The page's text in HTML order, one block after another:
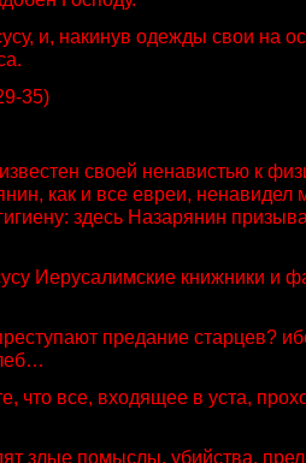
и, накинув одежды свои на
35)
своей ненавистью к
как и все евреи, ненавидел
здесь Назарянин
Иерусалимские книжники и
предание старцев?
что все, входящее в уста,
злые помыслы, убийства,